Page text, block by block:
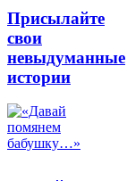
Присылайте
свои
невыдуманные
истории